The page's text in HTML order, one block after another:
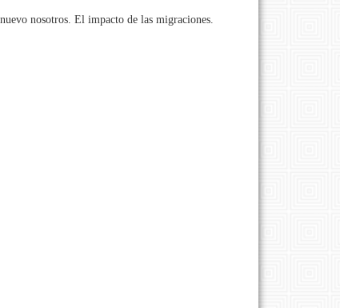
nosotros. El impacto de las migraciones.